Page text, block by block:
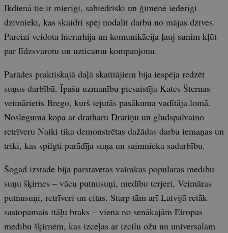
Ikdienā tie ir mierīgi, sabiedriski un ģimenē iederīgi
dzīvnieki, kas skaidri spēj nodalīt darbu no mājas dzīves.
Pareizi veidota hierarhija un komunikācija ļauj sunim kļūt
par līdzsvarotu un uzticamu kompanjonu.
Parādes praktiskajā daļā skatītājiem bija iespēja redzēt
suņus darbībā. Īpašu uzmanību piesaistīja Kates Šternas
veimārietis Brego, kurš iejutās pasākuma vadītāja lomā.
Noslēgumā kopā ar drathāru Drātiņu un gludspalvaino
retrīveru Naiki tika demonstrētas dažādas darba iemaņas un
triki, kas spilgti parādīja suņa un saimnieka sadarbību.
Šogad izstādē bija pārstāvētas vairākas populāras medību
suņu šķirnes – vācu putnusuņi, medību terjeri, Veimāras
putnusuņi, retrīveri un citas. Starp tām arī Latvijā retāk
sastopamais itāļu braks – viena no senākajām Eiropas
medību šķirnēm, kas izceļas ar izcilu ožu un universālām